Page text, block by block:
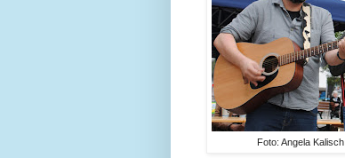
Foto: Angela Kalisch